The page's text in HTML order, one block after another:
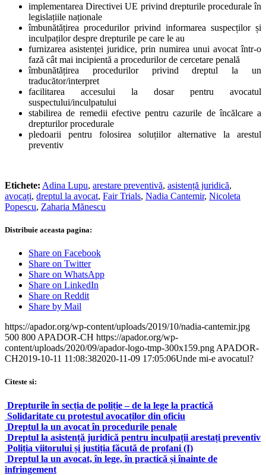
implementarea Directivei UE privind drepturile procedurale în
legislațiile naționale
îmbunătățirea procedurilor privind informarea suspecților și
inculpaților despre drepturile pe care le au
furnizarea asistenței juridice, prin numirea unui avocat într-o
fază cât mai incipientă a procedurilor de cercetare penală
îmbunătățirea procedurilor privind dreptul la un
traducător/interpret
facilitarea accesului la dosar pentru avocatul
suspectului/inculpatului
stabilirea de remedii efective pentru cazurile de încălcare a
drepturilor procedurale
pledoarii pentru folosirea soluțiilor alternative la arestul
preventiv
Etichete: Adina Lupu, arestare preventivă, asistență juridică,
avocați, dreptul la avocat, Fair Trials, Nadia Cantemir, Nicoleta
Popescu, Zaharia Mănescu
Distribuie aceasta pagina:
Share on Facebook
Share on Twitter
Share on WhatsApp
Share on LinkedIn
Share on Reddit
Share by Mail
https://apador.org/wp-content/uploads/2019/10/nadia-cantemir.jpg
500 800 APADOR-CH https://apador.org/wp-
content/uploads/2020/09/apador-logo-tmp-300x159.png APADOR-
CH2019-10-11 11:08:382020-11-09 17:05:06Unde mi-e avocatul?
Citeste si:
Drepturile în secția de poliție – de la lege la practică
Solidaritate cu protestul avocaților din oficiu
Dreptul la un avocat în procedurile penale
Dreptul la asistență juridică pentru inculpații arestați preventiv
Poliția viitorului și justiția făcută de profani (I)
Dreptul la un avocat, în lege, în practică și înainte de
infringement